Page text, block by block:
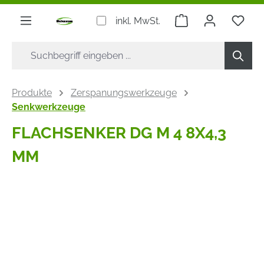
springen
inkl. MwSt. Warenkorb
Produkte
Zerspanungswerkzeuge
Senkwerkzeuge
FLACHSENKER DG M 4 8X4,3
MM